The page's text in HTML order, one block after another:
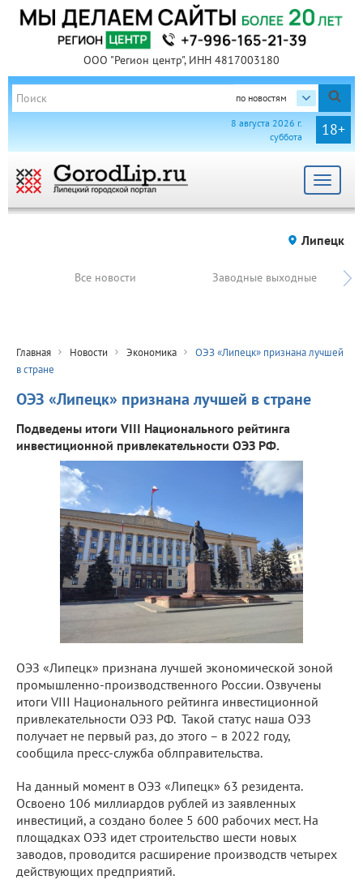
ООО "Регион центр", ИНН 4817003180
по новостям
18+
8 августа 2026 г.
суббота
Toggle
Липецк
Все новости Заводные выходные
Главная Новости Экономика
ОЭЗ «Липецк» признана лучшей
в стране
ОЭЗ «Липецк» признана лучшей в стране
Подведены итоги VIII Национального рейтинга
инвестиционной привлекательности ОЭЗ РФ.
ОЭЗ «Липецк» признана лучшей экономической зоной
промышленно-производственного России. Озвучены
итоги VIII Национального рейтинга инвестиционной
привлекательности ОЭЗ РФ. Такой статус наша ОЭЗ
получает не первый раз, до этого – в 2022 году,
сообщила пресс-служба облправительства.
На данный момент в ОЭЗ «Липецк» 63 резидента.
Освоено 106 миллиардов рублей из заявленных
инвестиций, а создано более 5 600 рабочих мест. На
площадках ОЭЗ идет строительство шести новых
заводов, проводится расширение производств четырех
действующих предприятий.